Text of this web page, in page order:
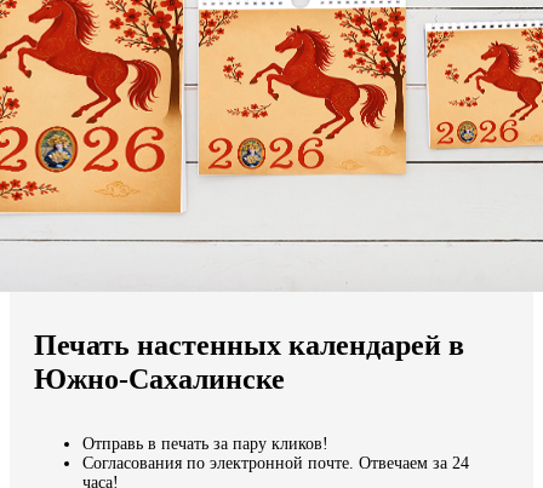
Мы доставляем по всему миру
Продолжить без города
Печать настенных календарей в
Южно-Сахалинске
Отправь в печать за пару кликов!
Согласования по электронной почте. Отвечаем за 24
часа!